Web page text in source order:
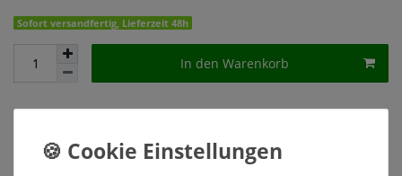
Sofort versandfertig, Lieferzeit 48h
In den Warenkorb
* inkl. ges. MwSt. zzgl.Versandkosten